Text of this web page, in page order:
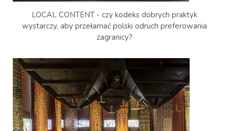
LOCAL CONTENT - czy kodeks dobrych praktyk
wystarczy, aby przełamać polski odruch preferowania
zagranicy?